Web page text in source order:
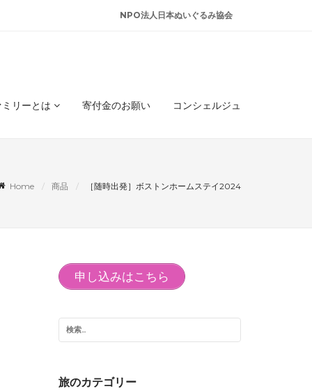
NPO法人日本ぬいぐるみ協会
リーとは 寄付金のお願い コンシェルジュ
Home 商品 ［随時出発］ボストンホームステイ2024
申し込みはこちら
旅のカテゴリー